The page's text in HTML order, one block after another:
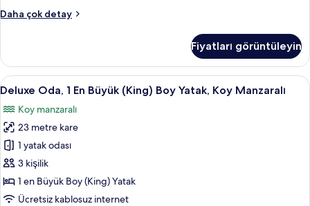
tüm
Daha çok detay
Deluxe
Büyük
(King)
Boy
hakkında
daha
fazla
detay
Fiyatları görüntüleyin
Deluxe
Oda,
1
En
Büyük
(King)
Boy
Yatak,
Minibar, odada kasa, masa, güneşlik/
6
Deluxe Oda, 1 En Büyük (King) Boy Yatak, Koy Manzaralı
Koy manzaralı
23 metre kare
1 yatak odası
3 kişilik
1 en Büyük Boy (King) Yatak
Ücretsiz kablosuz internet